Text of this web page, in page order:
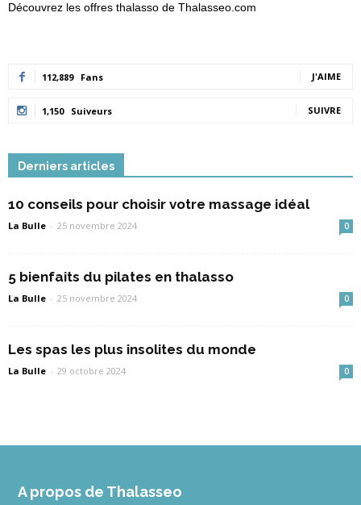
Découvrez les offres thalasso de Thalasseo.com
112,889 Fans J'AIME
1,150 Suiveurs SUIVRE
Derniers articles
10 conseils pour choisir votre massage idéal
La Bulle - 25 novembre 2024 0
5 bienfaits du pilates en thalasso
La Bulle - 25 novembre 2024 0
Les spas les plus insolites du monde
La Bulle - 29 octobre 2024 0
A propos de Thalasseo